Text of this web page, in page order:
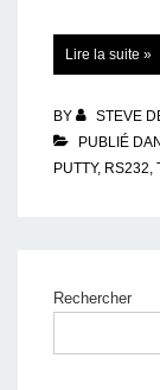
refusé
à
Linux
/
Lire la suite »
BY STEVE
PUBLIÉ
PUTTY, RS232,
Rechercher